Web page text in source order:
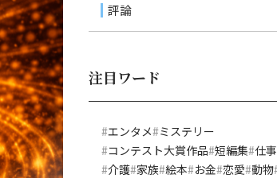
評論
注目ワード
エンタメ ミステリー
コンテスト大賞作品 短編集 仕事
介護 家族 絵本 お金 恋愛 動物